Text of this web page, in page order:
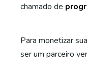
chamado de
Para monetizar
ser um parceiro